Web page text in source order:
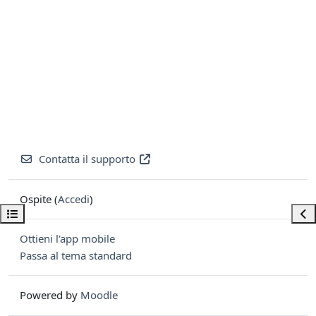
Apri indice del corso
Contatta il supporto
Ospite (Accedi)
Ottieni l'app mobile
Passa al tema standard
Powered by Moodle